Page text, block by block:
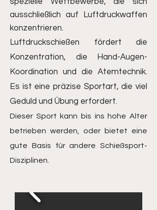
ausschließlich auf Luftdruckwaffen
konzentrieren.
Luftdruckschießen fördert die
Konzentration, die Hand-Augen-
Koordination und die Atemtechnik.
Es ist eine präzise Sportart, die viel
Geduld und Übung erfordert.
Dieser Sport kann bis ins hohe Alter
betrieben werden, oder bietet eine
gute Basis für andere Schießsport-
Disziplinen.